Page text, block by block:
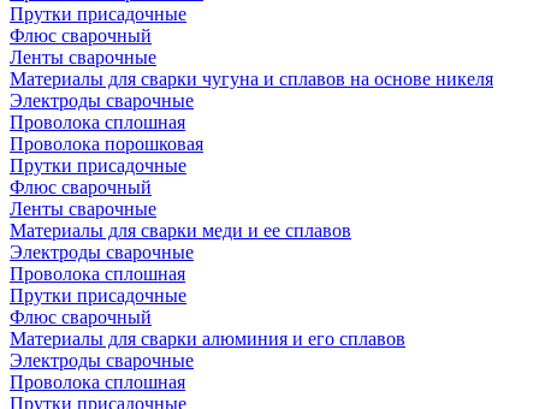
Прутки присадочные
Флюс сварочный
Ленты сварочные
Материалы для сварки чугуна и сплавов на основе никеля
Электроды сварочные
Проволока сплошная
Проволока порошковая
Прутки присадочные
Флюс сварочный
Ленты сварочные
Материалы для сварки меди и ее сплавов
Электроды сварочные
Проволока сплошная
Прутки присадочные
Флюс сварочный
Материалы для сварки алюминия и его сплавов
Электроды сварочные
Проволока сплошная
Прутки присадочные